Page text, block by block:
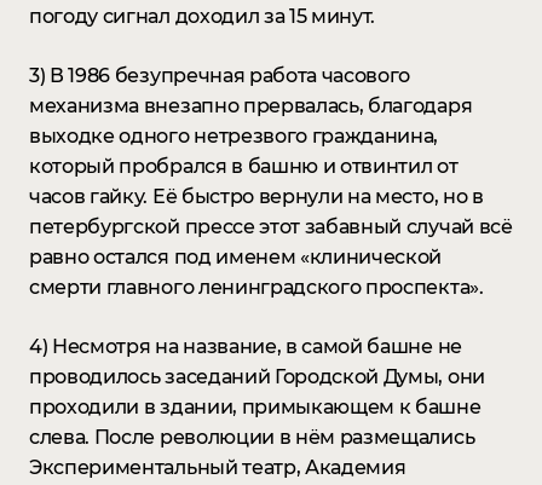
погоду сигнал доходил за 15 минут. ⠀
3) В 1986 безупречная работа часового
механизма внезапно прервалась, благодаря
выходке одного нетрезвого гражданина,
который пробрался в башню и отвинтил от
часов гайку. Её быстро вернули на место, но в
петербургской прессе этот забавный случай всё
равно остался под именем «клинической
смерти главного ленинградского проспекта». ⠀
4) Несмотря на название, в самой башне не
проводилось заседаний Городской Думы, они
проходили в здании, примыкающем к башне
слева. После революции в нём размещались
Экспериментальный театр, Академия